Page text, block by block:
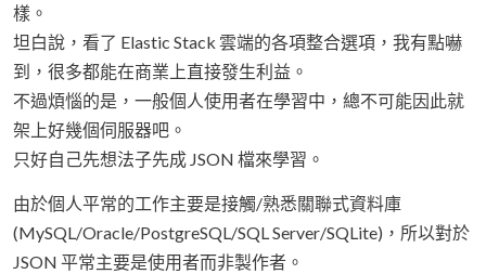
樣。
坦白說，看了 Elastic Stack 雲端的各項整合選項，我有點嚇
到，很多都能在商業上直接發生利益。
不過煩惱的是，一般個人使用者在學習中，總不可能因此就
架上好幾個伺服器吧。
只好自己先想法子先成 JSON 檔來學習。
由於個人平常的工作主要是接觸/熟悉關聯式資料庫
(MySQL/Oracle/PostgreSQL/SQL Server/SQLite)，所以對於
JSON 平常主要是使用者而非製作者。